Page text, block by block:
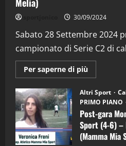
30/09/2024
Sabato 28 Settembre 2024
campionato di Serie C2 di
Per saperne di più
Post-
gara
Mongiuffi
Melia
–
Mamma
Mia
Sport
Altri Sport
PRIMO PIANO
Post-gara
Sport (4-6) –
(Mamma Mia
2
(Martedi 28
28/04/2026
3
"SportEmpire"
(Martedi 21
21/04/2026